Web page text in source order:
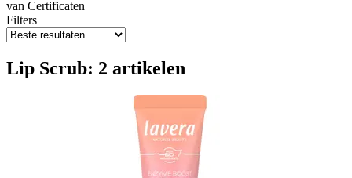
van Certificaten
Filters
Lip Scrub: 2 artikelen